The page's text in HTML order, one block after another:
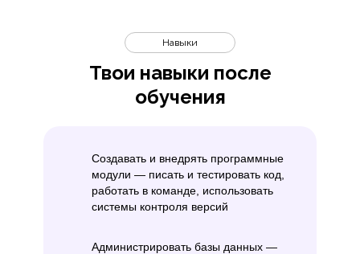
Твои навыки после
обучения
Навыки
Создавать и внедрять программные
модули — писать и тестировать код,
работать в команде, использовать
системы контроля версий
Администрировать базы данных —